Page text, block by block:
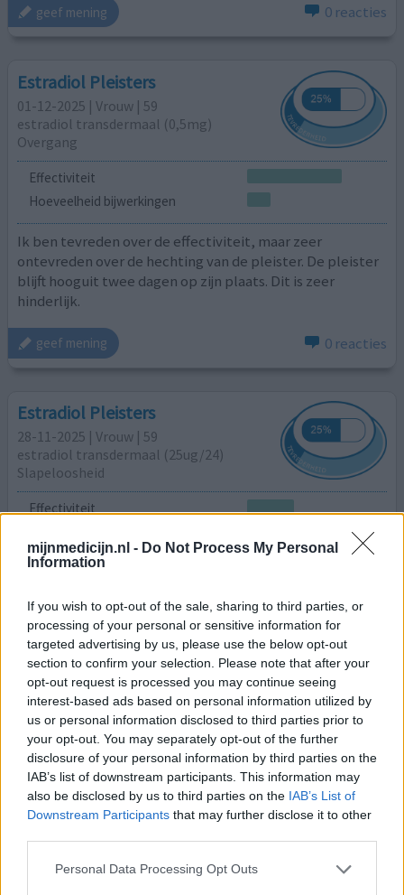
mijnmedicijn.nl - Do Not Process My Personal
Information
If you wish to opt-out of the sale, sharing to third parties, or
processing of your personal or sensitive information for
targeted advertising by us, please use the below opt-out
section to confirm your selection. Please note that after your
opt-out request is processed you may continue seeing
interest-based ads based on personal information utilized by
us or personal information disclosed to third parties prior to
your opt-out. You may separately opt-out of the further
disclosure of your personal information by third parties on the
IAB’s list of downstream participants. This information may
also be disclosed by us to third parties on the IAB’s List of
Downstream Participants that may further disclose it to other
Personal Data Processing Opt Outs
geef mening 0 reacties
Estradiol Pleisters
01-12-2025 | Vrouw | 59
estradiol transdermaal (0,5mg)
Overgang
Effectiviteit
Hoeveelheid bijwerkingen
Ik ben tevreden over de effectiviteit, maar zeer
ontevreden over de hechting van de pleister. De pleister
blijft hooguit twee dagen op zijn plaats. Dit is zeer
hinderlijk.
geef mening 0 reacties
Estradiol Pleisters
28-11-2025 | Vrouw | 59
estradiol transdermaal (25ug/24)
Slapeloosheid
Effectiviteit
Bijwerkingen
depressie
Na 14 jaar in de overgang tóch maar aan de
hormoonpleisters . De 1 e week ging prima , goed slapen ,
helder in mn hoofd en stabiel . Na 9 weken ploeteren
gestopt . De voordelen wegen niet meer op tegen de
nadelen . Voel me niet meer mezelf , somber , depressief
. Niet meer te doen . Ook veel hoofdpijn gehad .
geef mening 0 reacties
Estradiol Pleisters